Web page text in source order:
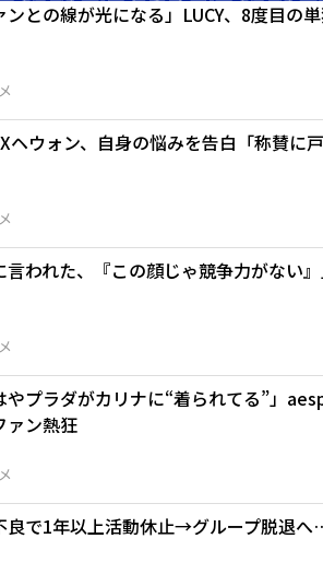
ンとの線が光になる」LUCY、8度目の
ヘウォン、自身の悩みを告白「称賛に戸
言われた、『この顔じゃ競争力がない
やプラダがカリナに“着られてる”」
ァン熱狂
良で1年以上活動休止→グループ脱退